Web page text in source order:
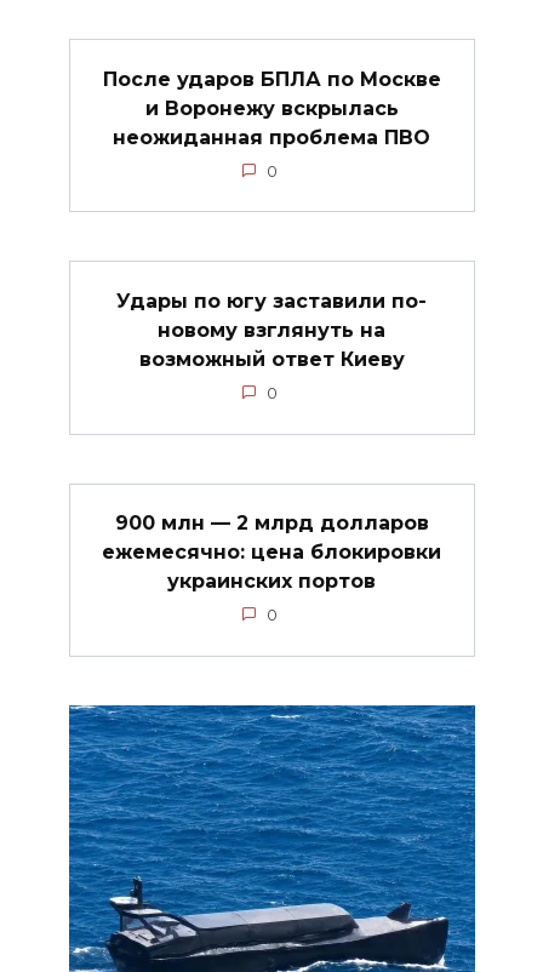
После ударов БПЛА по Москве
и Воронежу вскрылась
неожиданная проблема ПВО
0
Удары по югу заставили по-
новому взглянуть на
возможный ответ Киеву
0
900 млн — 2 млрд долларов
ежемесячно: цена блокировки
украинских портов
0